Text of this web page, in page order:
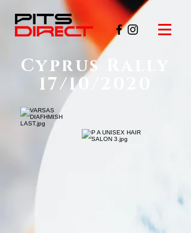
Cyprus Rally
17/10/2020